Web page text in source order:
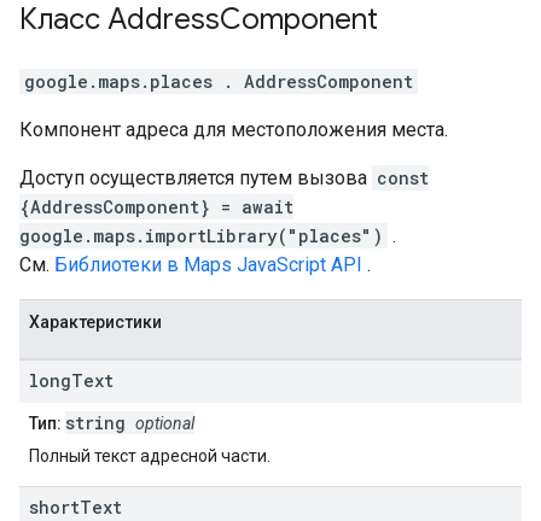
Класс AddressComponent
google.maps.places . AddressComponent
Компонент адреса для местоположения места.
Доступ осуществляется путем вызова const
{AddressComponent} = await
google.maps.importLibrary("places") .
См. Библиотеки в Maps JavaScript API .
Характеристики
longText
Тип: string optional
Полный текст адресной части.
shortText